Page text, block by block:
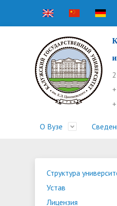
О Вузе
Профсоюз
Профком студентов
Конференции
Структура
Устав
Лицензия